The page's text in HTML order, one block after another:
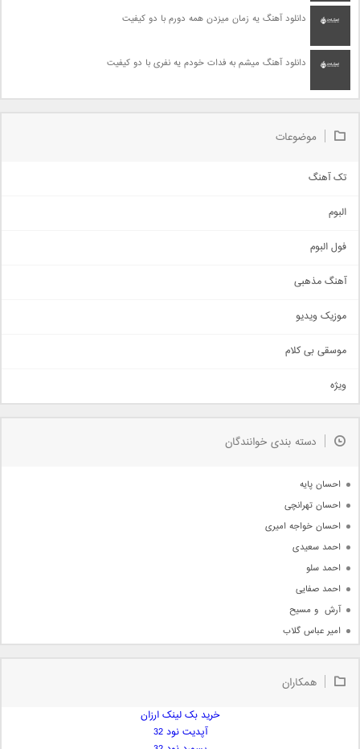
دانلود آهنگ یه زمان میزدن همه دورم با دو کیفیت
دانلود آهنگ میشم به فدات خودم یه نفری با دو کیفیت
موضوعات
تک آهنگ
اجتماعی
حماسی
سنتی
اهنگ بندرعباسی
دمو
مذهبی
جدیدترین ها
البوم
فول البوم
آهنگ مذهبی
موزیک ویدیو
موسقی بی کلام
ویژه
دسته بندی خوانندگان
احسان پایه
احسان تهرانچی
احسان خواجه امیری
احمد سعیدی
احمد سلو
احمد صفایی
آرش  و مسیح
امیر عباس گلاب
امیر علی
همکاران
خرید بک لینک ارزان
آپدیت نود 32